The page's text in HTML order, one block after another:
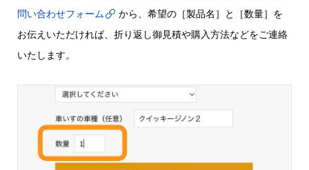
問い合わせフォーム
から、希望の［製品名］と［数量］を
お伝えいただければ、折り返し御見積や購入方法などをご連絡
いたします。